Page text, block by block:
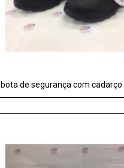
bota de segurança com cadarço